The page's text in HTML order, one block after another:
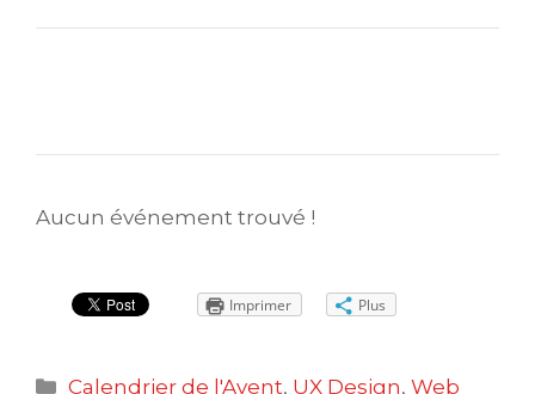
Aucun événement trouvé !
Imprimer Plus
Catégories
Calendrier de l'Avent, UX Design,Web